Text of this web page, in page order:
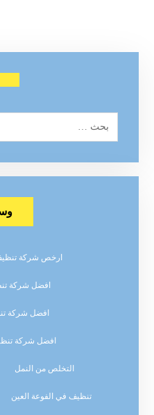
ارخص شركة
افضل شركة
افضل شركة
افضل شركة
التخلص من النمل
تنظيف في الفوعة العين